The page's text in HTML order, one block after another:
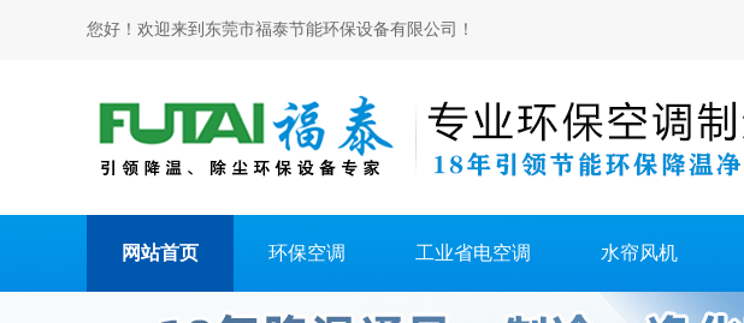
您好！欢迎来到东莞市福泰节能环保设备有限公司！
网站首页 环保空调 工业省电空调 水帘风机